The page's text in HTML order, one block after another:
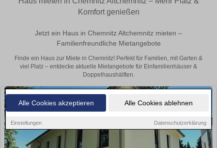
Alle Cookies akzeptieren Alle Cookies ablehnen
Einstellungen Datenschutzerklärung
Komfort genießen
Jetzt ein Haus in Chemnitz Altchemnitz mieten –
Familienfreundliche Mietangebote
Finde ein Haus zur Miete in Chemnitz! Perfekt für Familien, mit Garten &
viel Platz – entdecke aktuelle Mietangebote für Einfamilienhäuser &
Doppelhaushälften.